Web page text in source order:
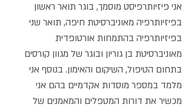
אני פיזיותרפיסט מוסמך, בוגר תואר ראשון
בפיזיותרפיה מאוניברסיטת חיפה, תואר שני
בפיזיותרפיה בהתמחות אורטופדית
מאוניברסיטת בן גוריון ובוגר של מגוון קורסים
בתחום הטיפול, השיקום והאימון. בנוסף אני
מלמד במספר מוסדות אקדמיים בהם אני
מכשיר את דורות המטפלים והמאמנים של